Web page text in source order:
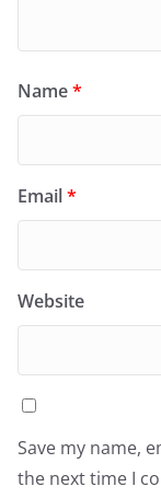
Name*
Email*
Website
Save my name,
the next time I